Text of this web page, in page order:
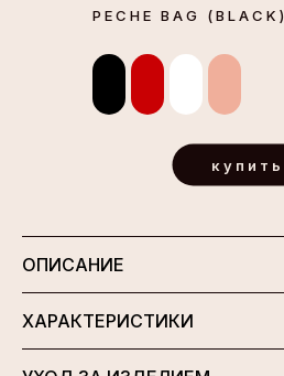
PECHE BAG (BLACK)
купить
ОПИСАНИЕ
ХАРАКТЕРИСТИКИ